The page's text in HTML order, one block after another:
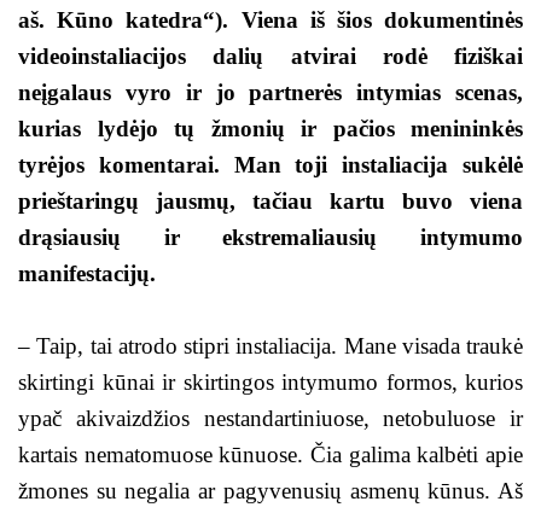
aš. Kūno katedra“). Viena iš šios dokumentinės
videoinstaliacijos dalių atvirai rodė fiziškai
neįgalaus vyro ir jo partnerės intymias scenas,
kurias lydėjo tų žmonių ir pačios menininkės
tyrėjos komentarai. Man toji instaliacija sukėlė
prieštaringų jausmų, tačiau kartu buvo viena
drąsiausių ir ekstremaliausių intymumo
manifestacijų.
– Taip, tai atrodo stipri instaliacija. Mane visada traukė
skirtingi kūnai ir skirtingos intymumo formos, kurios
ypač akivaizdžios nestandartiniuose, netobuluose ir
kartais nematomuose kūnuose. Čia galima kalbėti apie
žmones su negalia ar pagyvenusių asmenų kūnus. Aš